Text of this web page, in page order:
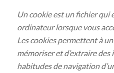
Un cookie est un fichier qui
ordinateur lorsque vous
Les cookies permettent à
mémoriser et d’extraire
habitudes de navigation